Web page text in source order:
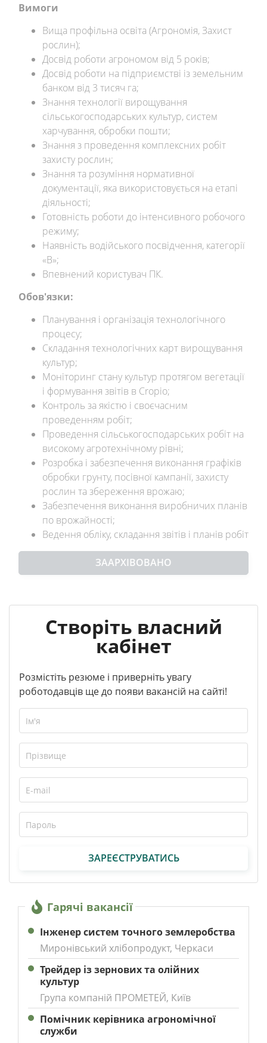
Вимоги
Вища профільна освіта (Агрономія, Захист
рослин);
Досвід роботи агрономом від 5 років;
Досвід роботи на підприємстві із земельним
банком від 3 тисяч га;
Знання технології вирощування
сільськогосподарських культур, систем
харчування, обробки пошти;
Знання з проведення комплексних робіт
захисту рослин;
Знання та розуміння нормативної
документації, яка використовується на етапі
діяльності;
Готовність роботи до інтенсивного робочого
режиму;
Наявність водійського посвідчення, категорії
«В»;
Впевнений користувач ПК.
Обов'язки:
Планування і організація технологічного
процесу;
Складання технологічних карт вирощування
культур;
Моніторинг стану культур протягом вегетації
і формування звітів в Cropio;
Контроль за якістю і своєчасним
проведенням робіт;
Проведення сільськогосподарських робіт на
високому агротехнічному рівні;
Розробка і забезпечення виконання графіків
обробки грунту, посівної кампанії, захисту
рослин та збереження врожаю;
Забезпечення виконання виробничих планів
по врожайності;
Ведення обліку, складання звітів і планів робіт
ЗААРХІВОВАНО
Створіть власний
кабінет
Розмістіть резюме і приверніть увагу
роботодавців ще до появи вакансій на сайті!
ЗАРЕЄСТРУВАТИСЬ
Гарячі вакансії
Інженер систем точного землеробства
Миронівський хлібопродукт, Черкаси
Трейдер із зернових та олійних
культур
Група компаній ПРОМЕТЕЙ, Київ
Помічник керівника агрономічної
служби